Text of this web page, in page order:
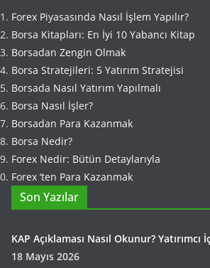
Forex Piyasasında Nasıl İşlem Yapılır?
Borsa Kitapları: En İyi 10 Yabancı Kitap
Borsadan Zengin Olmak
Borsa Stratejileri: 5 Yatırım Stratejisi
Borsada Nasıl Yatırım Yapılmalı
Borsa Nasıl İşler?
Borsadan Para Kazanmak
Borsa Nedir?
Forex Nedir: Bütün Detaylarıyla
Forex ‘ten Para Kazanmak
Son Yazılar
KAP Açıklaması Nasıl Okunur?
18 Mayıs 2026